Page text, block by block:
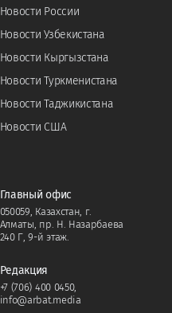
Новости России
Новости Узбекистана
Новости Кыргызстана
Новости Туркменистана
Новости Таджикистана
Новости США
Главный офис
050059, Казахстан, г.
Алматы, пр. Н. Назарбаева
240 Г, 9-й этаж.
Редакция
+7 (706) 400 0450,
info@arbat.media